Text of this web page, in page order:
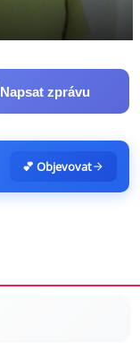
Napsat zprávu
💕 Objevovat